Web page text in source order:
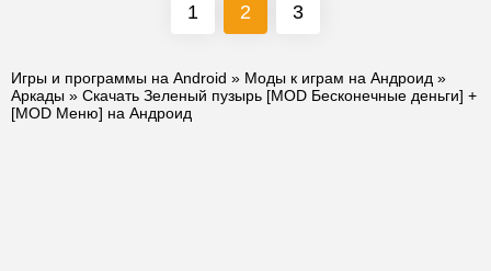
1 2 3
Игры и программы на Android » Моды к играм на Андроид »
Аркады » Скачать Зеленый пузырь [MOD Бесконечные деньги] +
[MOD Меню] на Андроид